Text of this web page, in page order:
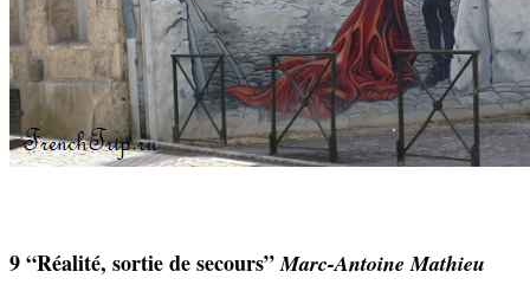
9 “Réalité, sortie de secours”Marc-Antoine Mathieu